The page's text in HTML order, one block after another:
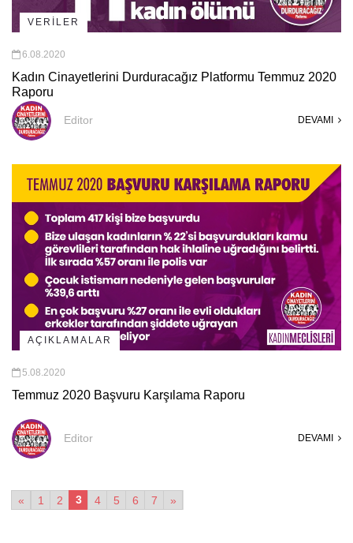
VERİLER
6.08.2020
Kadın Cinayetlerini Durduracağız Platformu Temmuz 2020
Raporu
Editor DEVAMI
AÇIKLAMALAR
5.08.2020
Temmuz 2020 Başvuru Karşılama Raporu
Editor DEVAMI
« 1 2 3 4 5 6 7 »